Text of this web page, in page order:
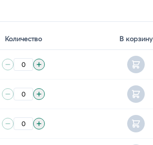
Количество В корзину